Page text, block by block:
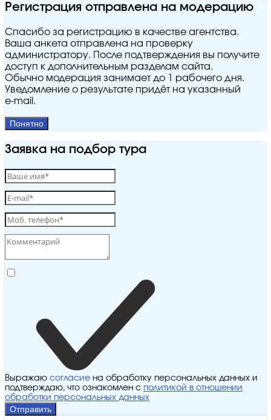
Регистрация отправлена на модерацию
Спасибо за регистрацию в качестве агентства.
Ваша анкета отправлена на проверку
администратору. После подтверждения вы получите
доступ к дополнительным разделам сайта.
Обычно модерация занимает до 1 рабочего дня.
Уведомление о результате придёт на указанный
e‑mail.
Понятно
Заявка на подбор тура
Выражаю согласие на обработку персональных данных и
подтверждаю, что ознакомлен с политикой в отношении
обработки персональных данных
Отправить